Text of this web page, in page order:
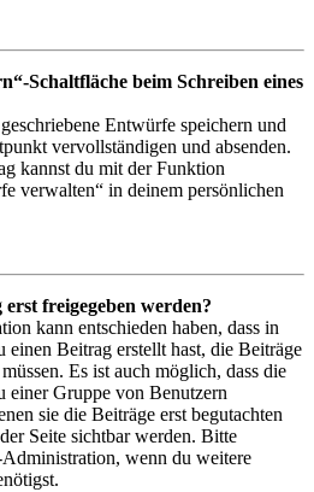
Schaltfläche beim Schreiben eines
Entwürfe speichern und
vervollständigen und absenden.
kannst du mit der Funktion
verwalten“ in deinem persönlichen
freigegeben werden?
kann entschieden haben, dass in
einen Beitrag erstellt hast, die Beiträge
Es ist auch möglich, dass die
einer Gruppe von Benutzern
sie die Beiträge erst begutachten
Seite sichtbar werden. Bitte
wenn du weitere